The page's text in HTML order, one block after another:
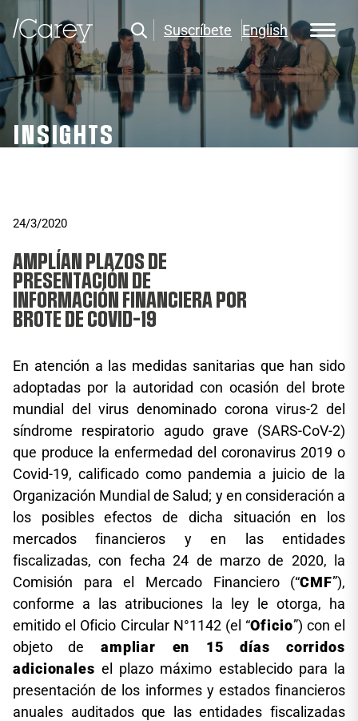
Suscríbete English
INSIGHTS
24/3/2020
AMPLÍAN PLAZOS DE
PRESENTACIÓN DE
INFORMACIÓN FINANCIERA POR
BROTE DE COVID-19
En atención a las medidas sanitarias que han sido
adoptadas por la autoridad con ocasión del brote
mundial del virus denominado corona virus-2 del
síndrome respiratorio agudo grave (SARS-CoV-2)
que produce la enfermedad del coronavirus 2019 o
Covid-19, calificado como pandemia a juicio de la
Organización Mundial de Salud; y en consideración a
los posibles efectos de dicha situación en los
mercados financieros y en las entidades
fiscalizadas, con fecha 24 de marzo de 2020, la
Comisión para el Mercado Financiero (“CMF”),
conforme a las atribuciones la ley le otorga, ha
emitido el Oficio Circular N°1142 (el “Oficio”) con el
objeto de ampliar en 15 días corridos
adicionales el plazo máximo establecido para la
presentación de los informes y estados financieros
anuales auditados que las entidades fiscalizadas